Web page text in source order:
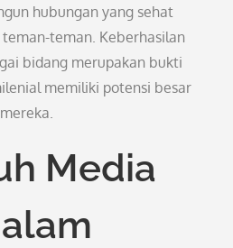
hubungan yang sehat
teman. Keberhasilan
bidang merupakan bukti
memiliki potensi besar
Media